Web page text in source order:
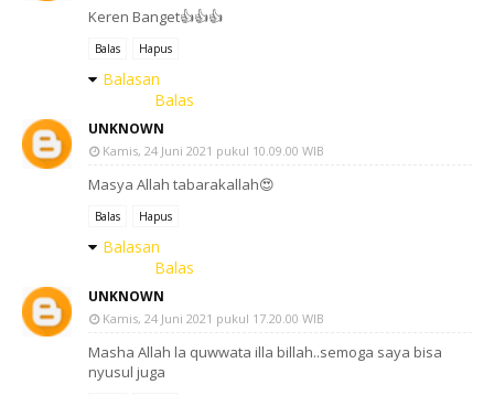
Keren Banget👍👍👍
Balas Hapus
Balasan
Balas
UNKNOWN
Kamis, 24 Juni 2021 pukul 10.09.00 WIB
Masya Allah tabarakallah😍
Balas Hapus
Balasan
Balas
UNKNOWN
Kamis, 24 Juni 2021 pukul 17.20.00 WIB
Masha Allah la quwwata illa billah..semoga saya bisa
nyusul juga